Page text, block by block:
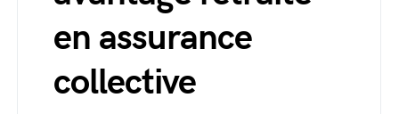
en assurance
collective